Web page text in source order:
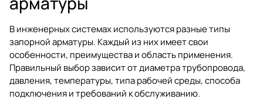
В инженерных системах используются разные типы
запорной арматуры. Каждый из них имеет свои
особенности, преимущества и область применения.
Правильный выбор зависит от диаметра трубопровода,
давления, температуры, типа рабочей среды, способа
подключения и требований к обслуживанию.